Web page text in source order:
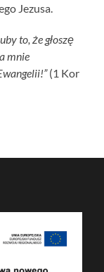
Jezusa.
to, że głoszę
mnie
(1 Kor